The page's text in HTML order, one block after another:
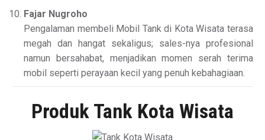
Fajar Nugroho
Pengalaman membeli Mobil Tank di Kota Wisata terasa
megah dan hangat sekaligus; sales-nya profesional
namun bersahabat, menjadikan momen serah terima
mobil seperti perayaan kecil yang penuh kebahagiaan.
Produk Tank Kota Wisata